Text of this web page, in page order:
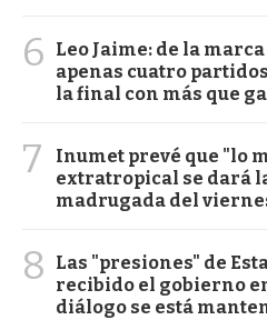
6
Leo Jaime: de la
apenas cuatro
la final con más que
7
Inumet prevé que "lo
extratropical se dará
madrugada del
8
Las "presiones" de
recibido el gobierno
diálogo se está